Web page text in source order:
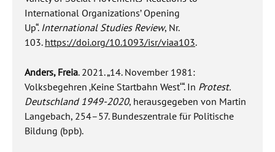
International Organizations’ Opening
Up“. International Studies Review, Nr.
103.https://doi.org/10.1093/isr/viaa103.
Anders, Freia. 2021. „14. November 1981:
Volksbegehren ‚Keine Startbahn West‘“. In Protest.
Deutschland 1949-2020, herausgegeben von Martin
Langebach, 254–57. Bundeszentrale für Politische
Bildung (bpb).